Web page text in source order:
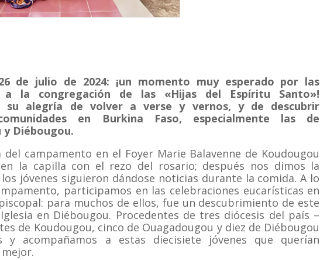
de julio de 2024: ¡un momento muy esperado por las
a la congregación de las «Hijas del Espíritu Santo»!
su alegría de volver a verse y vernos, y de descubrir
en Burkina Faso, especialmente las de
y Diébougou.
campamento en el Foyer Marie Balavenne de Koudougou
la capilla con el rezo del rosario; después nos dimos la
jóvenes siguieron dándose noticias durante la comida. A lo
participamos en las celebraciones eucarísticas en
para muchos de ellos, fue un descubrimiento de este
en Diébougou. Procedentes de tres diócesis del país –
de Koudougou, cinco de Ouagadougou y diez de Diébougou
y acompañamos a estas diecisiete jóvenes que querían